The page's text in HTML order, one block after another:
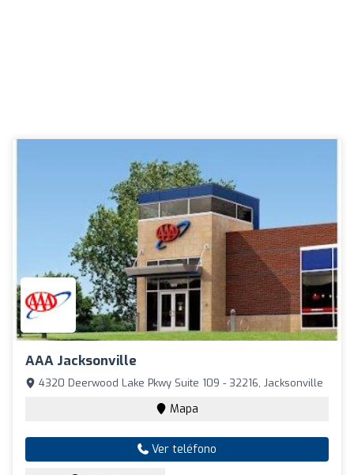
AAA Jacksonville
4320 Deerwood Lake Pkwy Suite 109 - 32216, Jacksonville
Mapa
Ver teléfono